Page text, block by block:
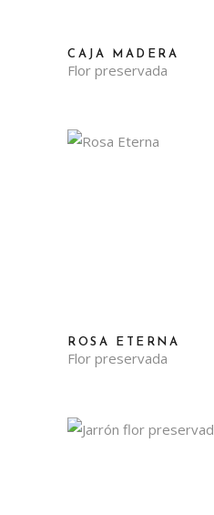
CAJA MADERA
Flor preservada
ROSA ETERNA
Flor preservada